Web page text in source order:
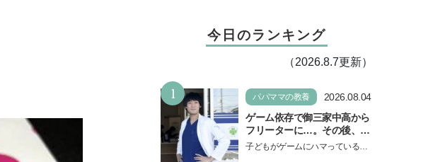
今日のランキング
（2026.8.7更新）
1 パパママの教養
2026.08.04
ゲーム依存で御三家中高から
フリーターに…。その後、医
学部へ逆転合格した現役医師
子どもがゲームにハマっている